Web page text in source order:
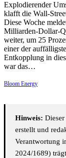
Explodierender
klafft die Wall-
Diese Woche
Milliarden-Dollar-
weiter, um 25
einer der
Entkopplung in
war das…
Bloom Energy
Hinweis:
erstellt und
Verantwortung
2024/1689)